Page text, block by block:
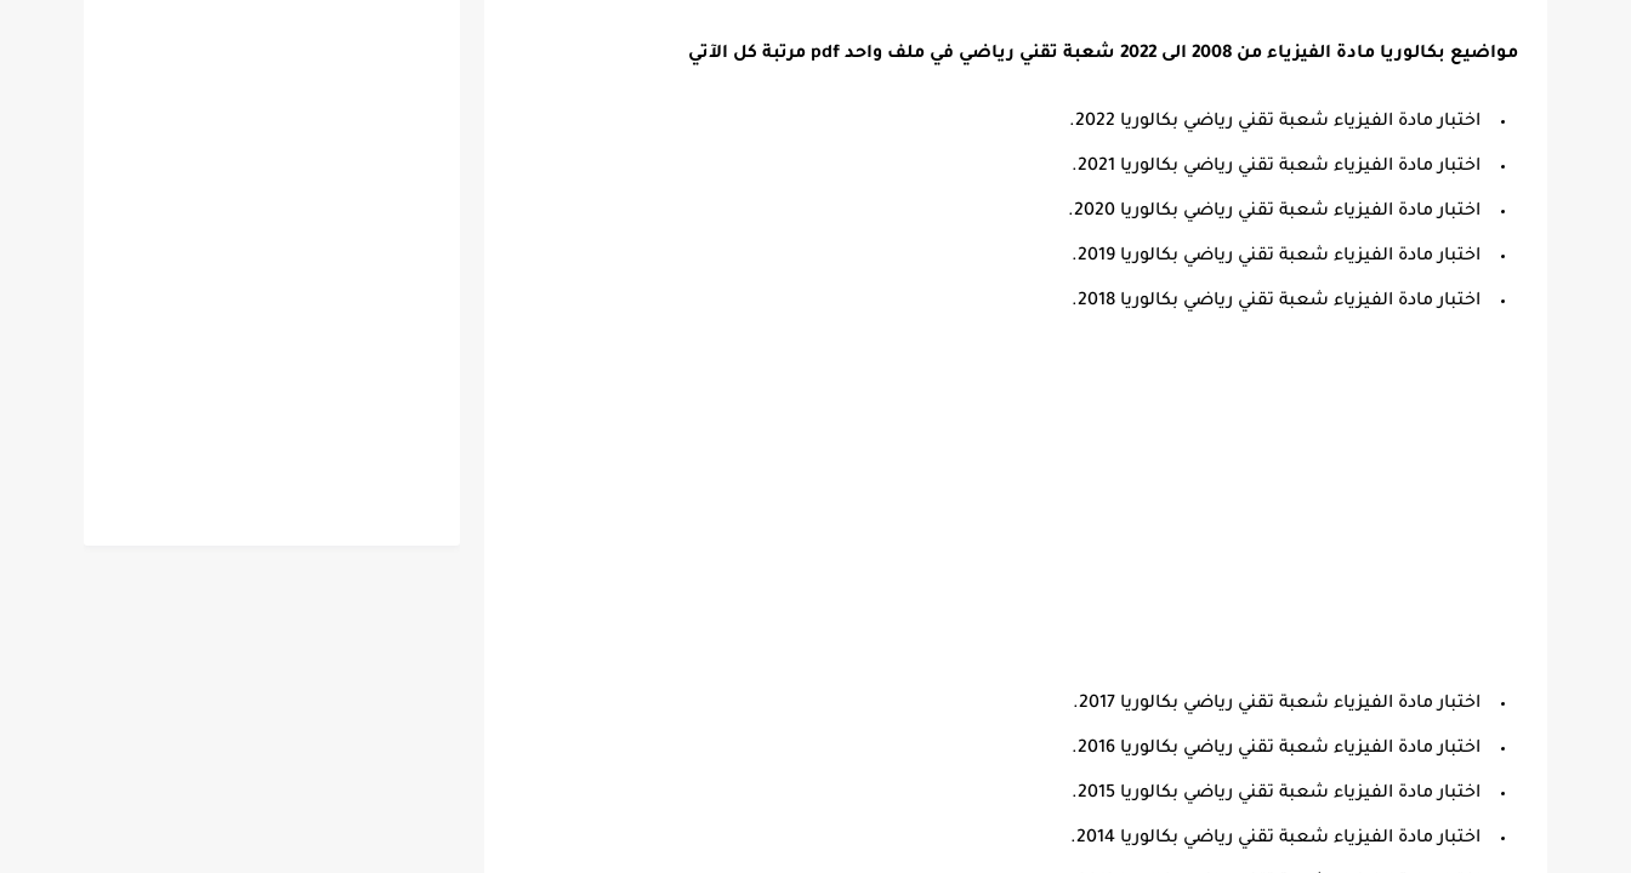
مواضيع بكالوريا مادة الفيزياء من 2008 الى 2022 شعبة تقني رياضي في ملف واحد pdf مرتبة كل الآتي
اختبار مادة الفيزياء شعبة تقني رياضي بكالوريا 2022.
اختبار مادة الفيزياء شعبة تقني رياضي بكالوريا 2021.
اختبار مادة الفيزياء شعبة تقني رياضي بكالوريا 2020.
اختبار مادة الفيزياء شعبة تقني رياضي بكالوريا 2019.
اختبار مادة الفيزياء شعبة تقني رياضي بكالوريا 2018.
اختبار مادة الفيزياء شعبة تقني رياضي بكالوريا 2017.
اختبار مادة الفيزياء شعبة تقني رياضي بكالوريا 2016.
اختبار مادة الفيزياء شعبة تقني رياضي بكالوريا 2015.
اختبار مادة الفيزياء شعبة تقني رياضي بكالوريا 2014.